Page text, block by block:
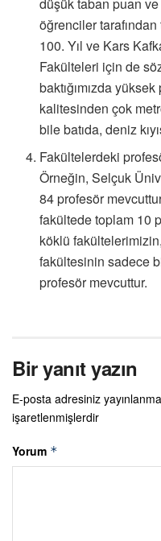
öğrenciler
100. Yıl ve Kars
Fakülteleri için de
baktığımızda
kalitesinden çok
bile batıda, deniz
Fakültelerdeki
Örneğin, Selçuk
84 profesör
fakültede toplam 10
köklü
fakültesinin sadece
profesör mevcuttur.
Bir yanıt yazın
E-posta adresiniz
işaretlenmişlerdir
Yorum *